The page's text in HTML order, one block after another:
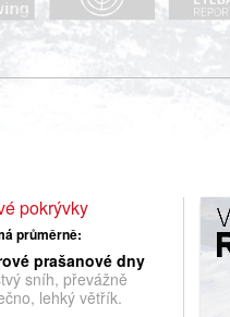
pokrývky
průměrně:
prašanové dny
sníh, převážně
lehký větřík.